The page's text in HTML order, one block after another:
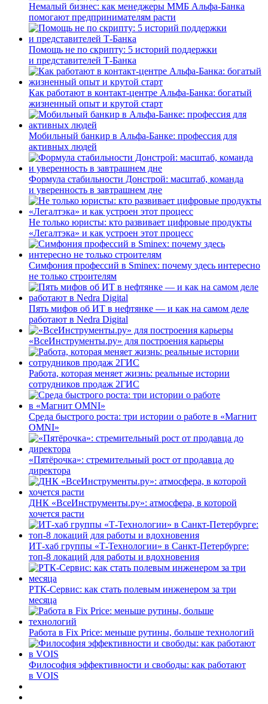
Немалый бизнес: как менеджеры ММБ Альфа-Банка
помогают предпринимателям расти
Помощь не по скрипту: 5 историй поддержки
и представителей Т-Банка
Как работают в контакт-центре Альфа-Банка: богатый
жизненный опыт и крутой старт
Мобильный банкир в Альфа-Банке: профессия для
активных людей
Формула стабильности Донстрой: масштаб, команда
и уверенность в завтрашнем дне
Не только юристы: кто развивает цифровые продукты
«Легалтэка» и как устроен этот процесс
Симфония профессий в Sminex: почему здесь интересно
не только строителям
Пять мифов об ИТ в нефтянке — и как на самом деле
работают в Nedra Digital
«ВсеИнструменты.ру» для построения карьеры
Работа, которая меняет жизнь: реальные истории
сотрудников продаж 2ГИС
Среда быстрого роста: три истории о работе в «Магнит
OMNI»
«Пятёрочка»: стремительный рост от продавца до
директора
ДНК «ВсеИнструменты.ру»: атмосфера, в которой
хочется расти
ИТ-хаб группы «Т-Технологии» в Санкт-Петербурге:
топ-8 локаций для работы и вдохновения
РТК-Сервис: как стать полевым инженером за три
месяца
Работа в Fix Price: меньше рутины, больше технологий
Философия эффективности и свободы: как работают
в VOIS